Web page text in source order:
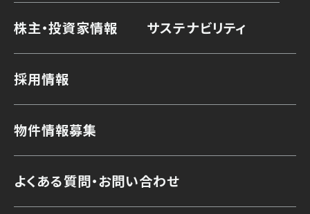
株主・投資家情報 サステナビリティ
採用情報
物件情報募集
よくある質問・お問い合わせ